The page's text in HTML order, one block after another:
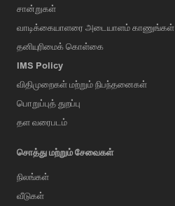
சான்றுகள்
வாடிக்கையாளரை அடையாளம் காணுங்கள்
தனியுரிமைக் கொள்கை
IMS Policy
விதிமுறைகள் மற்றும் நிபந்தனைகள்
பொறுப்புத் துறப்பு
தள வரைபடம்
சொத்து மற்றும் சேவைகள்
நிலங்கள்
வீடுகள்